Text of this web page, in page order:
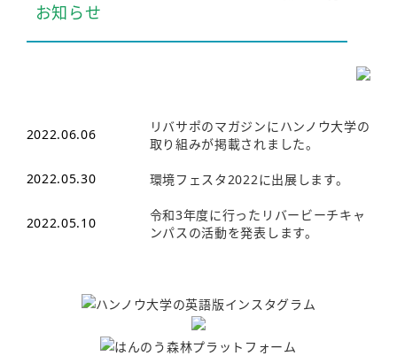
お知らせ
2022.06.06
リバサポのマガジンにハンノウ大学の
取り組みが掲載されました。
2022.05.30 環境フェスタ2022に出展します。
2022.05.10
令和3年度に行ったリバービーチキャ
ンパスの活動を発表します。